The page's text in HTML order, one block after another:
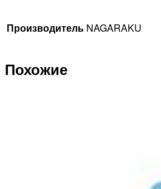
Производитель NAGARAKU
Похожие